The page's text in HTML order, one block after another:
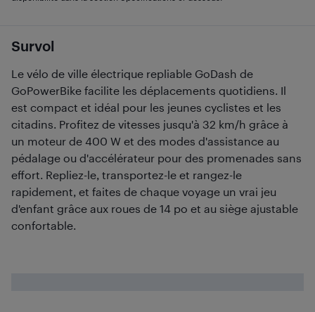
Survol
Le vélo de ville électrique repliable GoDash de
GoPowerBike facilite les déplacements quotidiens. Il
est compact et idéal pour les jeunes cyclistes et les
citadins. Profitez de vitesses jusqu'à 32 km/h grâce à
un moteur de 400 W et des modes d'assistance au
pédalage ou d'accélérateur pour des promenades sans
effort. Repliez-le, transportez-le et rangez-le
rapidement, et faites de chaque voyage un vrai jeu
d'enfant grâce aux roues de 14 po et au siège ajustable
confortable.